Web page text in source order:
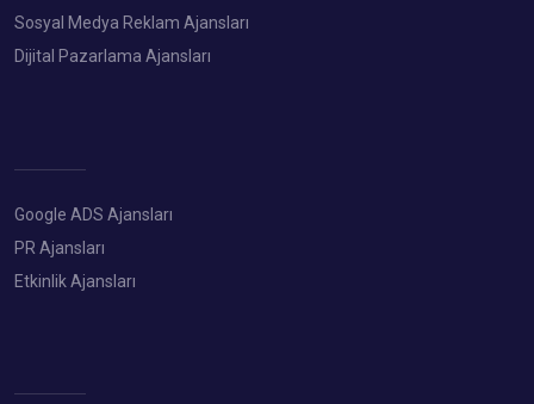
Sosyal Medya Reklam Ajansları
Dijital Pazarlama Ajansları
Google ADS Ajansları
PR Ajansları
Etkinlik Ajansları